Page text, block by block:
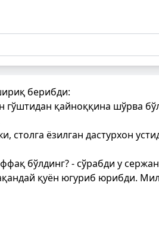
берибди:
гўштидан қайноққина шўрва
столга ёзилган дастурхон
бўлдинг? - сўрабди у
қуён югуриб юрибди.